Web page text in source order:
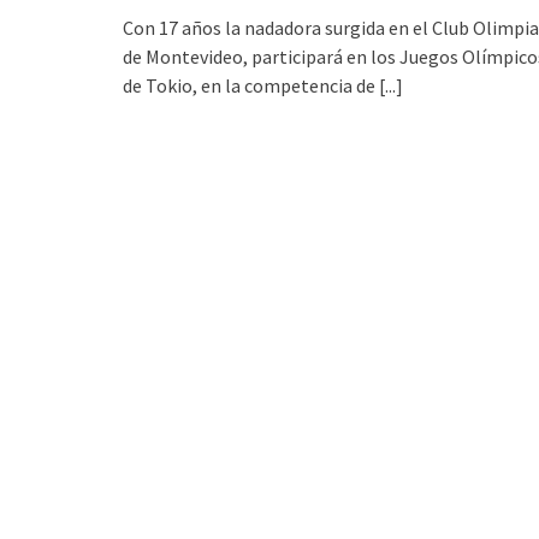
Con 17 años la nadadora surgida en el Club Olimpia
de Montevideo, participará en los Juegos
de Tokio, en la competencia de [...]